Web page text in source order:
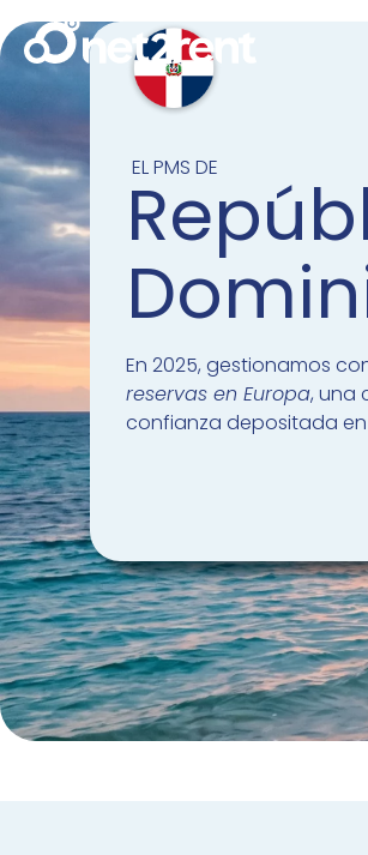
EL PMS DE
En 2025, gestionamos
reservas en Europa, una
confianza depositada en